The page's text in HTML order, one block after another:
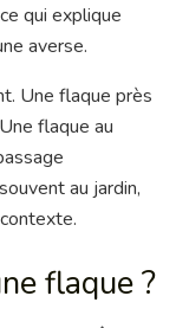
qui explique
averse.
Une flaque près
flaque au
au jardin,
flaque ?